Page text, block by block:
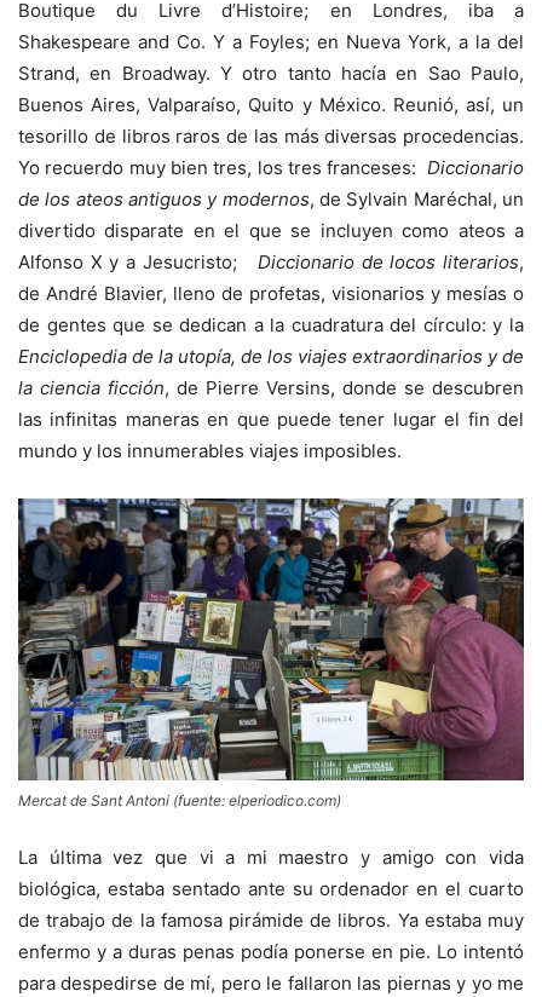
Boutique du Livre d’Histoire; en Londres, iba a
Shakespeare and Co. Y a Foyles; en Nueva York, a la del
Strand, en Broadway. Y otro tanto hacía en Sao Paulo,
Buenos Aires, Valparaíso, Quito y México. Reunió, así, un
tesorillo de libros raros de las más diversas procedencias.
Yo recuerdo muy bien tres, los tres franceses: Diccionario
de los ateos antiguos y modernos, de Sylvain Maréchal, un
divertido disparate en el que se incluyen como ateos a
Alfonso X y a Jesucristo; Diccionario de locos literarios,
de André Blavier, lleno de profetas, visionarios y mesías o
de gentes que se dedican a la cuadratura del círculo: y la
Enciclopedia de la utopía, de los viajes extraordinarios y de
la ciencia ficción, de Pierre Versins, donde se descubren
las infinitas maneras en que puede tener lugar el fin del
mundo y los innumerables viajes imposibles.
Mercat de Sant Antoni (fuente: elperiodico.com)
La última vez que vi a mi maestro y amigo con vida
biológica, estaba sentado ante su ordenador en el cuarto
de trabajo de la famosa pirámide de libros. Ya estaba muy
enfermo y a duras penas podía ponerse en pie. Lo intentó
para despedirse de mí, pero le fallaron las piernas y yo me